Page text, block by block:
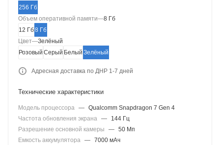
256 Гб
Объем оперативной памяти—8 Гб
12 Гб 8 Гб
Цвет—Зелёный
Розовый Серый Белый Зелёный
Адресная доставка по ДНР 1-7 дней
Технические характеристики
Модель процессора — Qualcomm Snapdragon 7 Gen 4
Частота обновления экрана —
144 Гц
Разрешение основной камеры
— 50 Мп
Емкость аккумулятора — 7000 мАч